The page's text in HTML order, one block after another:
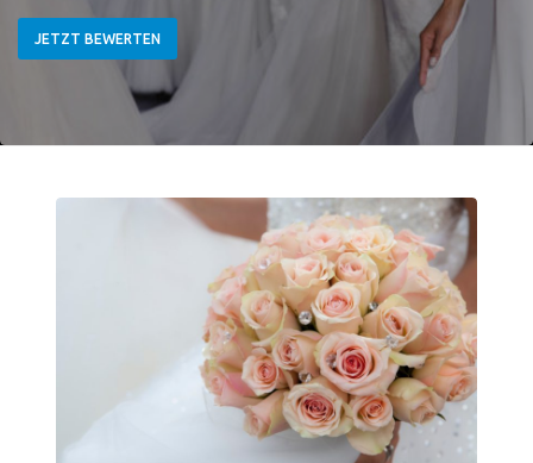
JETZT BEWERTEN